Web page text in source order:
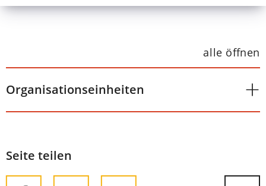
alle öffnen
Organisationseinheiten
Seite teilen